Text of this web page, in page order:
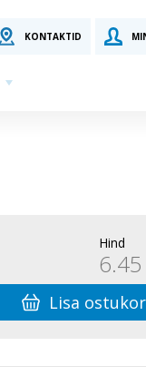
KONTAKTID
Hind
Lisa